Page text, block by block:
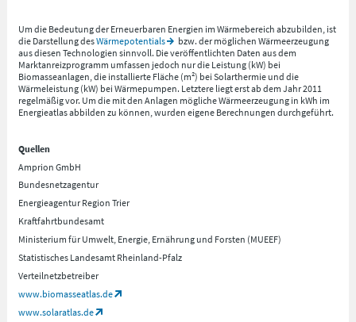
Um die Bedeutung der Erneuerbaren Energien im Wärmebereich abzubilden, ist
die Darstellung desWärmepotentials
bzw. der möglichen Wärmeerzeugung
aus diesen Technologien sinnvoll. Die veröffentlichten Daten aus dem
Marktanreizprogramm umfassen jedoch nur die Leistung (kW) bei
Biomasseanlagen, die installierte Fläche (m²) bei Solarthermie und die
Wärmeleistung (kW) bei Wärmepumpen. Letztere liegt erst ab dem Jahr 2011
regelmäßig vor. Um die mit den Anlagen mögliche Wärmeerzeugung in kWh im
Energieatlas abbilden zu können, wurden eigene Berechnungen durchgeführt.
Quellen
Amprion GmbH
Bundesnetzagentur
Energieagentur Region Trier
Kraftfahrtbundesamt
Ministerium für Umwelt, Energie, Ernährung und Forsten (MUEEF)
Statistisches Landesamt Rheinland-Pfalz
Verteilnetzbetreiber
www.biomasseatlas.de
www.solaratlas.de